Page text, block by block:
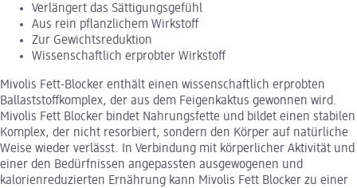
Verlängert das Sättigungsgefühl
Aus rein pflanzlichem Wirkstoff
Zur Gewichtsreduktion
Wissenschaftlich erprobter Wirkstoff
Mivolis Fett-Blocker enthält einen wissenschaftlich erprobten
Ballaststoffkomplex, der aus dem Feigenkaktus gewonnen wird.
Mivolis Fett Blocker bindet Nahrungsfette und bildet einen stabilen
Komplex, der nicht resorbiert, sondern den Körper auf natürliche
Weise wieder verlässt. In Verbindung mit körperlicher Aktivität und
einer den Bedürfnissen angepassten ausgewogenen und
kalorienreduzierten Ernährung kann Mivolis Fett Blocker zu einer